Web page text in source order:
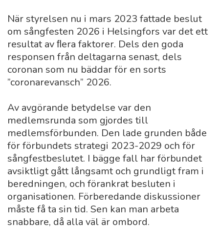
När styrelsen nu i mars 2023 fattade beslut
om sångfesten 2026 i Helsingfors var det ett
resultat av ﬂera faktorer. Dels den goda
responsen från deltagarna senast, dels
coronan som nu bäddar för en sorts
”coronarevansch” 2026.
Av avgörande betydelse var den
medlemsrunda som gjordes till
medlemsförbunden. Den lade grunden både
för förbundets strategi 2023-2029 och för
sångfestbeslutet. I bägge fall har förbundet
avsiktligt gått långsamt och grundligt fram i
beredningen, och förankrat besluten i
organisationen. Förberedande diskussioner
måste få ta sin tid. Sen kan man arbeta
snabbare, då alla väl är ombord.